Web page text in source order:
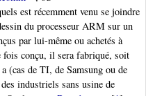
est récemment venu se joindre
du processeur ARM sur un
par lui-même ou achetés à
fois conçu, il sera fabriqué, soit
(cas de TI, de Samsung ou de
industriels sans usine de